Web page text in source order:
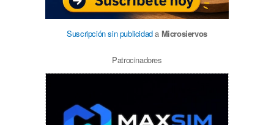
Suscripción sin publicidada Microsiervos
Patrocinadores